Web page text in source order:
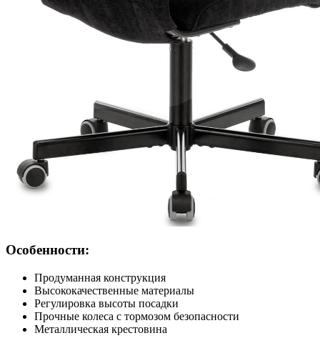
Особенности:
Продуманная конструкция
Высококачественные материалы
Регулировка высоты посадки
Прочные колеса с тормозом безопасности
Металлическая крестовина